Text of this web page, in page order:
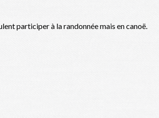
participer à la randonnée mais en canoë.